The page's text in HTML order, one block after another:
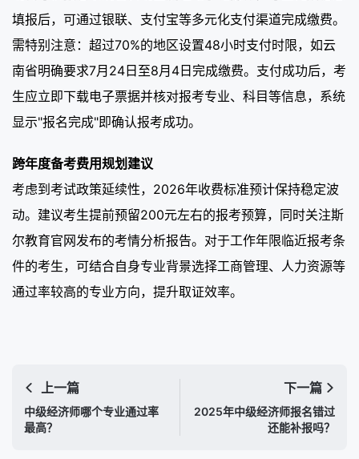
填报后，可通过银联、支付宝等多元化支付渠道完成缴费。
需特别注意：超过70%的地区设置48小时支付时限，如云
南省明确要求7月24日至8月4日完成缴费。支付成功后，考
生应立即下载电子票据并核对报考专业、科目等信息，系统
显示"报名完成"即确认报考成功。
跨年度备考费用规划建议
考虑到考试政策延续性，2026年收费标准预计保持稳定波
动。建议考生提前预留200元左右的报考预算，同时关注斯
尔教育官网发布的考情分析报告。对于工作年限临近报考条
件的考生，可结合自身专业背景选择工商管理、人力资源等
通过率较高的专业方向，提升取证效率。
上一篇
中级经济师哪个专业通过率
最高？
下一篇
2025年中级经济师报名错过
还能补报吗？